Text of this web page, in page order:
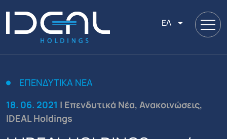
ΕΛ
ΕΠΕΝΔΥΤΙΚΆ ΝΈΑ
18. 06. 2021 | Επενδυτικά Νέα, Ανακοινώσεις,
IDEAL Holdings